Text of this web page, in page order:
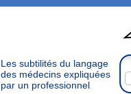
Les subtilités du langage
des médecins expliquées
par un professionnel